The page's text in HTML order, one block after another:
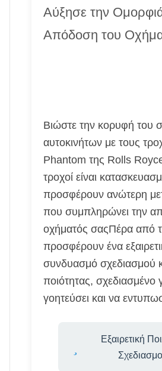
Αύξησε την
Απόδοση του
Βιώστε την κορυφή του
αυτοκινήτων με τους
Phantom της Rolls
τροχοί είναι
προσφέρουν ανώτερη
που συμπληρώνει την
οχήματός σαςΠέρα από
προσφέρουν ένα
συνδυασμό σχεδιασμού
ποιότητας, σχεδιασμένο
γοητεύσει και να
Εξαιρετική